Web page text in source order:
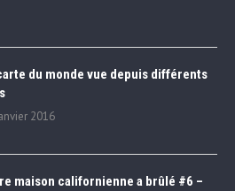
du monde vue depuis différents
2016
maison californienne a brûlé #6 –